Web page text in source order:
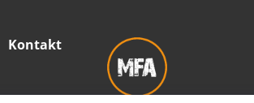
Kontakt